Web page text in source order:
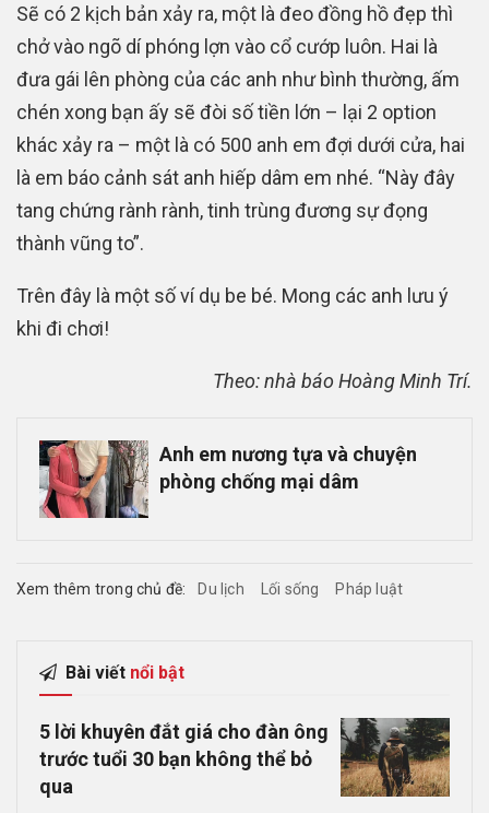
Sẽ có 2 kịch bản xảy ra, một là đeo đồng hồ đẹp thì
chở vào ngõ dí phóng lợn vào cổ cướp luôn. Hai là
đưa gái lên phòng của các anh như bình thường, ấm
chén xong bạn ấy sẽ đòi số tiền lớn – lại 2 option
khác xảy ra – một là có 500 anh em đợi dưới cửa, hai
là em báo cảnh sát anh hiếp dâm em nhé. “Này đây
tang chứng rành rành, tinh trùng đương sự đọng
thành vũng to”.
Trên đây là một số ví dụ be bé. Mong các anh lưu ý
khi đi chơi!
Theo: nhà báo Hoàng Minh Trí.
Anh em nương tựa và chuyện
phòng chống mại dâm
Xem thêm trong chủ đề: Du lịch Lối sống Pháp luật
Bài viết nổi bật
5 lời khuyên đắt giá cho đàn ông
trước tuổi 30 bạn không thể bỏ
qua